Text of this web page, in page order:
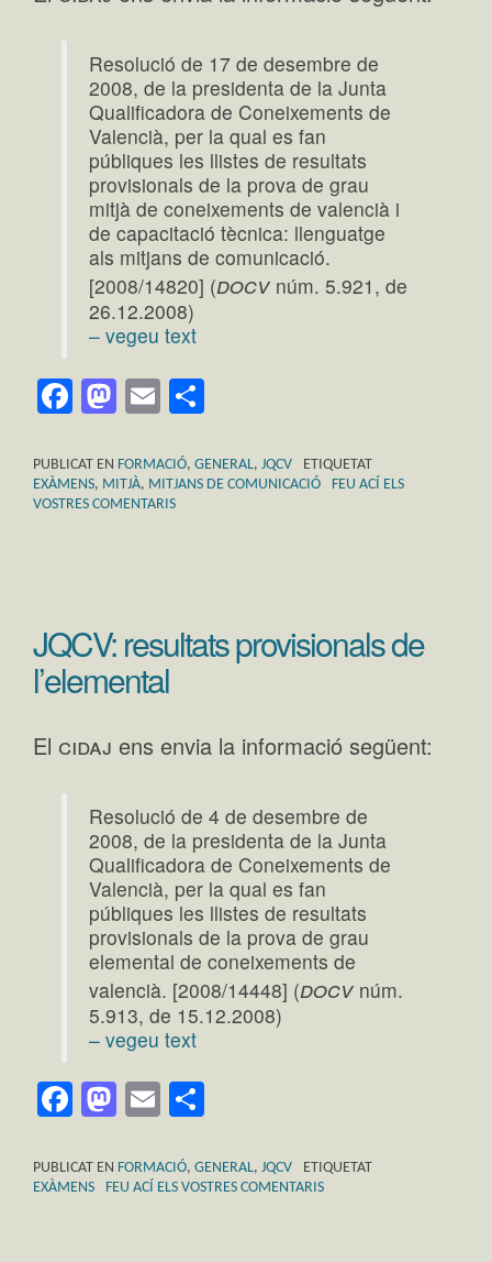
Resolució de 17 de desembre de
2008, de la presidenta de la Junta
Qualificadora de Coneixements de
Valencià, per la qual es fan
públiques les llistes de resultats
provisionals de la prova de grau
mitjà de coneixements de valencià i
de capacitació tècnica: llenguatge
als mitjans de comunicació.
[2008/14820] (docv núm. 5.921, de
26.12.2008)
– vegeu text
Facebook
Mastodon
Email
PUBLICAT EN FORMACIÓ, GENERAL, JQCV
ETIQUETAT
EXÀMENS, MITJÀ, MITJANS DE COMUNICACIÓ
FEU ACÍ ELS
VOSTRES COMENTARIS
JQCV: resultats provisionals de
l’elemental
El cidaj ens envia la informació següent:
Resolució de 4 de desembre de
2008, de la presidenta de la Junta
Qualificadora de Coneixements de
Valencià, per la qual es fan
públiques les llistes de resultats
provisionals de la prova de grau
elemental de coneixements de
valencià. [2008/14448] (docv núm.
5.913, de 15.12.2008)
– vegeu text
Facebook
Mastodon
Email
PUBLICAT EN FORMACIÓ, GENERAL, JQCV
ETIQUETAT
EXÀMENS
FEU ACÍ ELS VOSTRES COMENTARIS